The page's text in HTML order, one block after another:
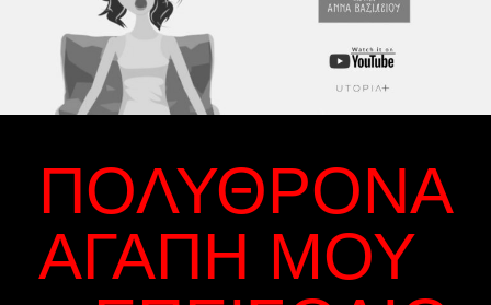
ΠΟΛΥΘΡΌΝΑ
ΑΓΆΠΗ ΜΟΥ